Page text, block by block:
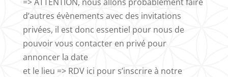
d’autres évènements avec des invitations
privées, il est donc essentiel pour nous de
pouvoir vous contacter en privé pour
annoncer la date
et le lieu => RDV ici pour s’inscrire à notre